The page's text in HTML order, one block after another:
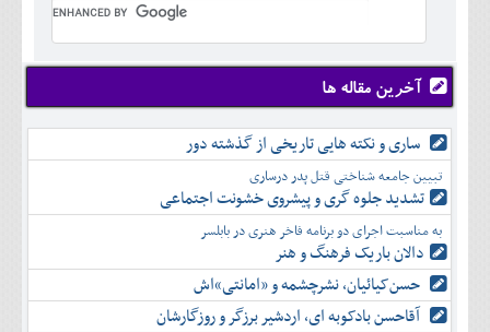
دی
بهمن
اسفند
آبان
آذر
دی
بهمن
اسفند
شهريور
مهر
آبان
آذر
دی
بهمن
اسفند
تير
مرداد
شهريور
مهر
آبان
آذر
دی
بهمن
اسفند
آخرین مقاله ها
ساری و نکته هایی تاریخی از گذشته دور
تبیین جامعه شناختی قتل پدر درساری
تشدید جلوه‌ گری و پیشروی خشونت اجتماعی
به مناسبت اجرای دو برنامه فاخر هنری در بابلسر
دالان باریک فرهنگ و هنر
حسن‌کیائیان، نشرچشمه و «امانتی»اش
آقاحسن بادکوبه ای، اردشیر برزگر و روزگارشان